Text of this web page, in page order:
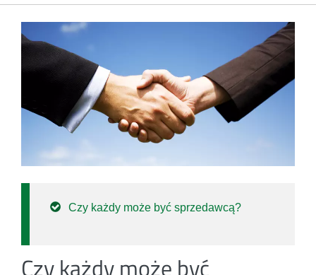
Czy każdy może być sprzedawcą?
Czy każdy może być